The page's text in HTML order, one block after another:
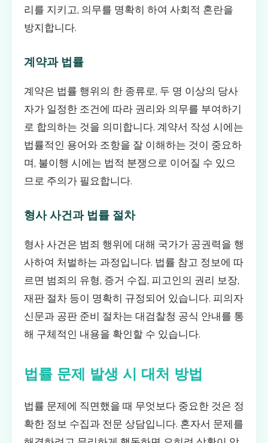
리를 지키고, 의무를 명확히 하여 사회적 혼란을
방지합니다.
계약과 법률
계약은 법률 행위의 한 종류로, 두 명 이상의 당사
자가 일정한 조건에 따라 권리와 의무를 부여하기
로 합의하는 것을 의미합니다. 계약서 작성 시에는
법률적인 용어와 조항을 잘 이해하는 것이 중요하
며, 불이행 시에는 법적 분쟁으로 이어질 수 있으
므로 주의가 필요합니다.
형사 사건과 법률 절차
형사 사건은 범죄 행위에 대해 국가가 공권력을 행
사하여 처벌하는 과정입니다. 법률 참고 정보에 따
르면 범죄의 유형, 증거 수집, 피고인의 권리 보장,
재판 절차 등이 명확히 규정되어 있습니다. 피의자
신문과 공판 준비 절차는 대검찰청 공식 안내를 통
해 구체적인 내용을 확인할 수 있습니다.
법률 문제 발생 시 대처 방법
법률 문제에 직면했을 때 무엇보다 중요한 것은 정
확한 정보 수집과 전문 상담입니다. 혼자서 문제를